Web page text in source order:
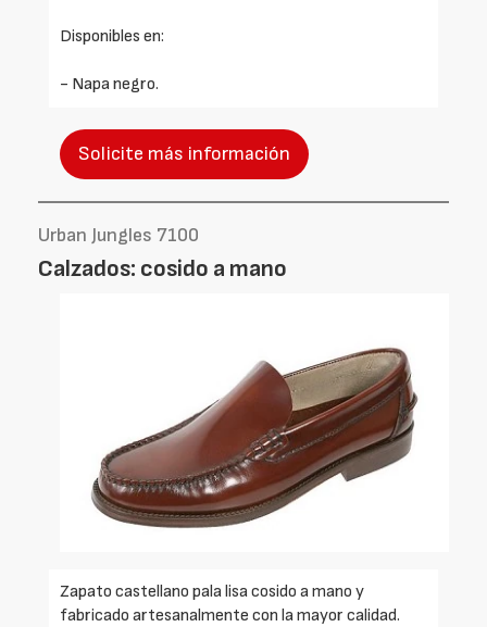
Disponibles en:
- Napa negro.
Solicite más información
Urban Jungles 7100
Calzados: cosido a mano
Zapato castellano pala lisa cosido a mano y
fabricado artesanalmente con la mayor calidad.